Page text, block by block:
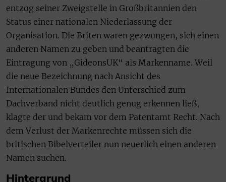
entzog seiner Zweigstelle in Großbritannien den
Status einer nationalen Niederlassung der
Organisation. Die Briten waren gezwungen, sich einen
anderen Namen zu geben und beantragten die
Eintragung von „GideonsUK“ als Markenname. Weil
die neue Bezeichnung nach Ansicht des
Internationalen Bundes den Unterschied zum
Dachverband nicht deutlich genug erkennen ließ,
klagte der und bekam vor dem Patentamt Recht. Nach
dem Verlust der Markenrechte müssen sich die
britischen Bibelverteiler nun neuerlich einen anderen
Namen suchen.
Hintergrund